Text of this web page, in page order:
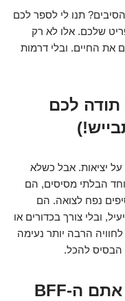
תנו לי לספר לכם
שלכם. אלו לא רק
את החיים. ובלי דרמות
תודה לכם
יציאות. אבל כשלא
הבלתי מסיסים, הם
נפח לצואה. הם
ובלי צורך בכדורים או
הרבה יותר נעימה
הבסיס להכל.
2. יציבות סוכר? פתאום אתם ה-BFF